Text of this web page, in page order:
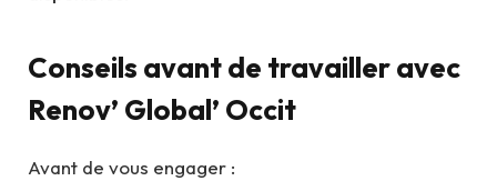
Conseils avant de travailler avec
Renov’ Global’ Occit
Avant de vous engager :